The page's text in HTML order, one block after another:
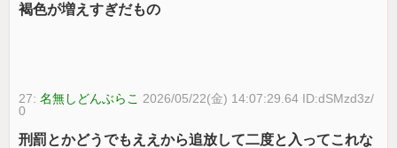
褐色が増えすぎだもの
27:名無しどんぶらこ 2026/05/22(金) 14:07:29.64 ID:dSMzd3z/
0
刑罰とかどうでもええから追放して二度と入ってこれな